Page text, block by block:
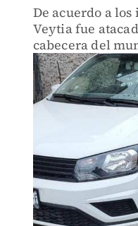
De acuerdo a
Veytia fue
cabecera del